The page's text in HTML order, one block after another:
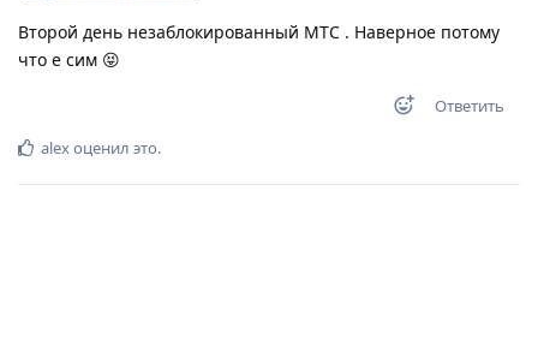
Второй день незаблокированный МТС . Наверное потому
что е сим 😝
Ответить
alexоценил это.